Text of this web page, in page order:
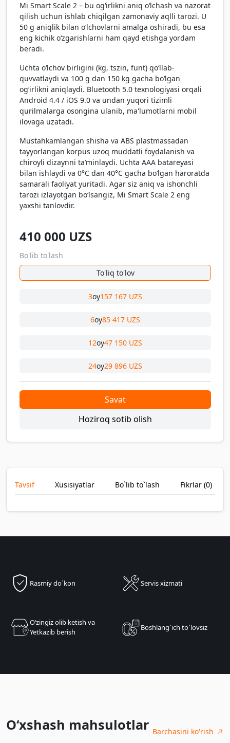
Mi Smart Scale 2 – bu og‘irlikni aniq o‘lchash va nazorat
qilish uchun ishlab chiqilgan zamonaviy aqlli tarozi. U
50 g aniqlik bilan o‘lchovlarni amalga oshiradi, bu esa
eng kichik o‘zgarishlarni ham qayd etishga yordam
beradi.
Uchta o‘lchov birligini (kg, tszin, funt) qo‘llab-
quvvatlaydi va 100 g dan 150 kg gacha bo‘lgan
og‘irlikni aniqlaydi. Bluetooth 5.0 texnologiyasi orqali
Android 4.4 / iOS 9.0 va undan yuqori tizimli
qurilmalarga osongina ulanib, ma'lumotlarni mobil
ilovaga uzatadi.
Mustahkamlangan shisha va ABS plastmassadan
tayyorlangan korpus uzoq muddatli foydalanish va
chiroyli dizaynni ta’minlaydi. Uchta AAA batareyasi
bilan ishlaydi va 0°C dan 40°C gacha bo‘lgan haroratda
samarali faoliyat yuritadi. Agar siz aniq va ishonchli
tarozi izlayotgan bo‘lsangiz, Mi Smart Scale 2 eng
yaxshi tanlovdir.
410 000 UZS
Bo'lib to'lash
To'liq to'lov
3oy157 167 UZS
6oy85 417 UZS
12oy47 150 UZS
24oy29 896 UZS
Savat
Hoziroq sotib olish
Tavsif Xusisiyatlar Bo`lib to`lash Fikrlar (0)
Rasmiy do`kon Servis xizmati
Oʻzingiz olib ketish va
Yetkazib berish
Boshlang`ich to`lovsiz
O‘xshash mahsulotlar Barchasini ko'rish